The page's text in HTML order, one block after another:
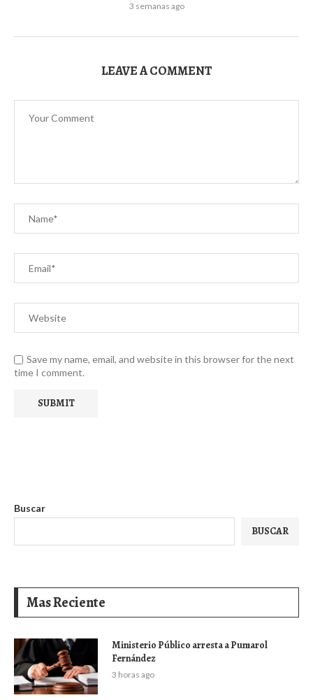
3 semanas ago
LEAVE A COMMENT
Save my name, email, and website in this browser for the next
time I comment.
Buscar
BUSCAR
Mas Reciente
Ministerio Público arresta a Pumarol
Fernández
3 horas ago